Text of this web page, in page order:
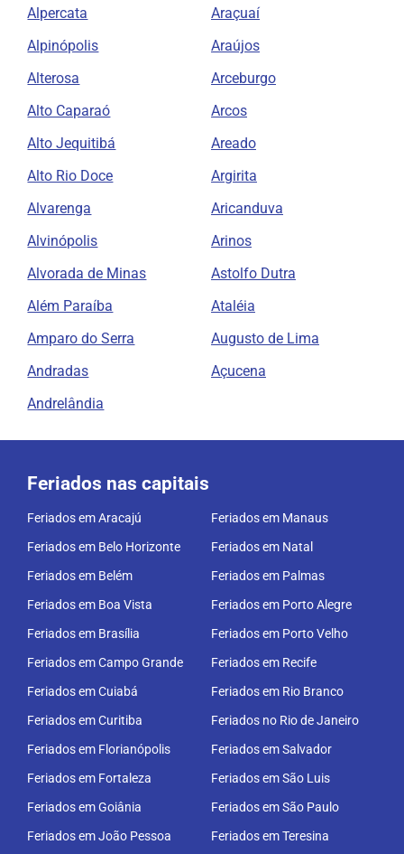
Alpercata
Alpinópolis
Alterosa
Alto Caparaó
Alto Jequitibá
Alto Rio Doce
Alvarenga
Alvinópolis
Alvorada de Minas
Além Paraíba
Amparo do Serra
Andradas
Andrelândia
Araçuaí
Araújos
Arceburgo
Arcos
Areado
Argirita
Aricanduva
Arinos
Astolfo Dutra
Ataléia
Augusto de Lima
Açucena
Feriados nas capitais
Feriados em Aracajú
Feriados em Belo Horizonte
Feriados em Belém
Feriados em Boa Vista
Feriados em Brasília
Feriados em Campo Grande
Feriados em Cuiabá
Feriados em Curitiba
Feriados em Florianópolis
Feriados em Fortaleza
Feriados em Goiânia
Feriados em João Pessoa
Feriados em Manaus
Feriados em Natal
Feriados em Palmas
Feriados em Porto Alegre
Feriados em Porto Velho
Feriados em Recife
Feriados em Rio Branco
Feriados no Rio de Janeiro
Feriados em Salvador
Feriados em São Luis
Feriados em São Paulo
Feriados em Teresina